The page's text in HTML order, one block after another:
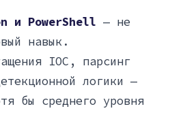
и PowerShell — не
навык.
IOC, парсинг
логики —
бы среднего уровня